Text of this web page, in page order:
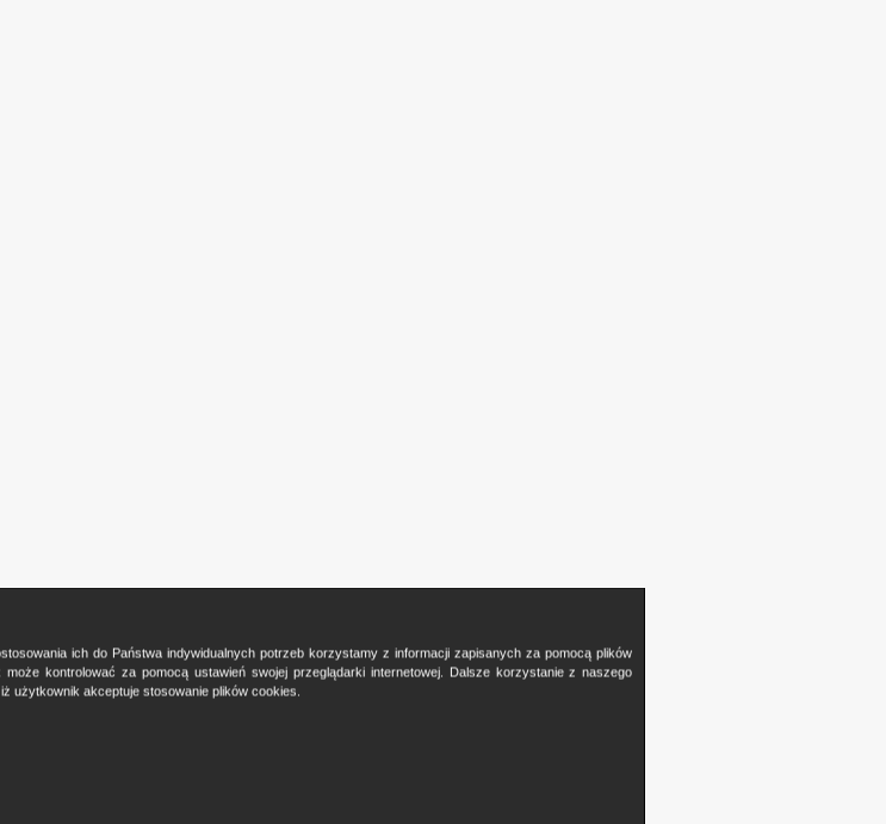
ich do Państwa indywidualnych potrzeb korzystamy z informacji zapisanych za pomocą plików
kontrolować za pomocą ustawień swojej przeglądarki internetowej. Dalsze korzystanie z naszego
użytkownik akceptuje stosowanie plików cookies.